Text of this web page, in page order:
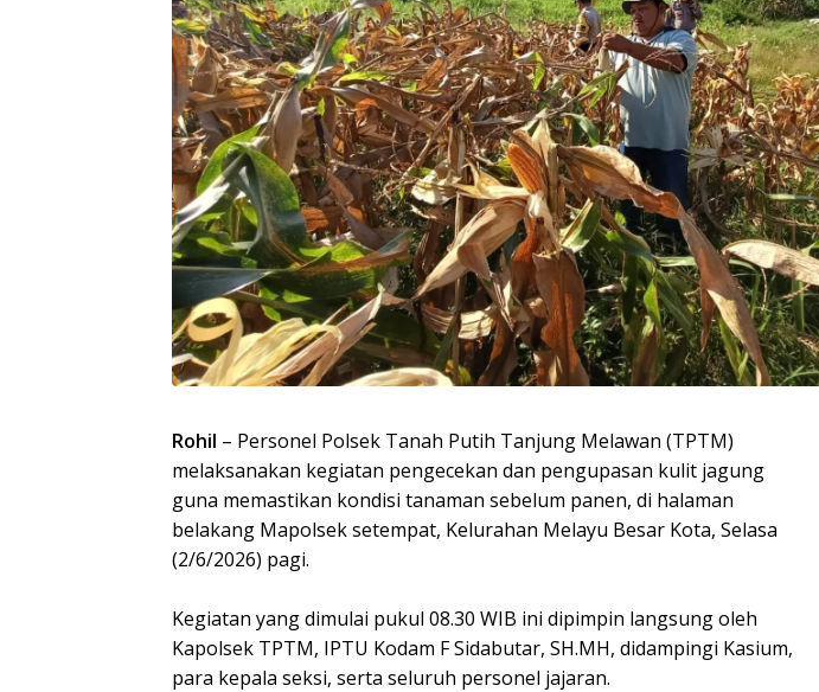
Rohil – Personel Polsek Tanah Putih Tanjung Melawan (TPTM)
melaksanakan kegiatan pengecekan dan pengupasan kulit jagung
guna memastikan kondisi tanaman sebelum panen, di halaman
belakang Mapolsek setempat, Kelurahan Melayu Besar Kota, Selasa
(2/6/2026) pagi.
Kegiatan yang dimulai pukul 08.30 WIB ini dipimpin langsung oleh
Kapolsek TPTM, IPTU Kodam F Sidabutar, SH.MH, didampingi Kasium,
para kepala seksi, serta seluruh personel jajaran.